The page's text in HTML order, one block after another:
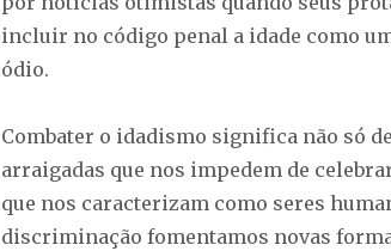
incluir no código penal a idade como
ódio.
Combater o idadismo significa não só
arraigadas que nos impedem de
que nos caracterizam como seres
discriminação fomentamos novas